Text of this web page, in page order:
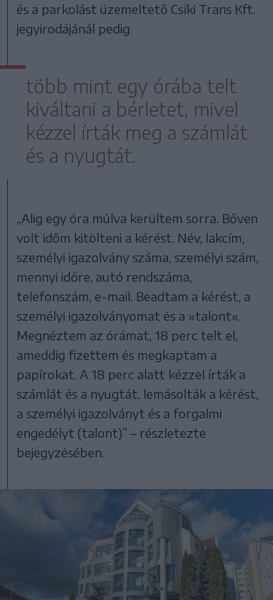
és a parkolást üzemeltető Csíki Trans Kft.
jegyirodájánál pedig
több mint egy órába telt
kiváltani a bérletet, mivel
kézzel írták meg a számlát
és a nyugtát.
„Alig egy óra múlva kerültem sorra. Bőven
volt időm kitölteni a kérést. Név, lakcím,
személyi igazolvány száma, személyi szám,
mennyi időre, autó rendszáma,
telefonszám, e-mail. Beadtam a kérést, a
személyi igazolványomat és a »talont«.
Megnéztem az órámat, 18 perc telt el,
ameddig fizettem és megkaptam a
papírokat. A 18 perc alatt kézzel írták a
számlát és a nyugtát, lemásolták a kérést,
a személyi igazolványt és a forgalmi
engedélyt (talont)” – részletezte
bejegyzésében.